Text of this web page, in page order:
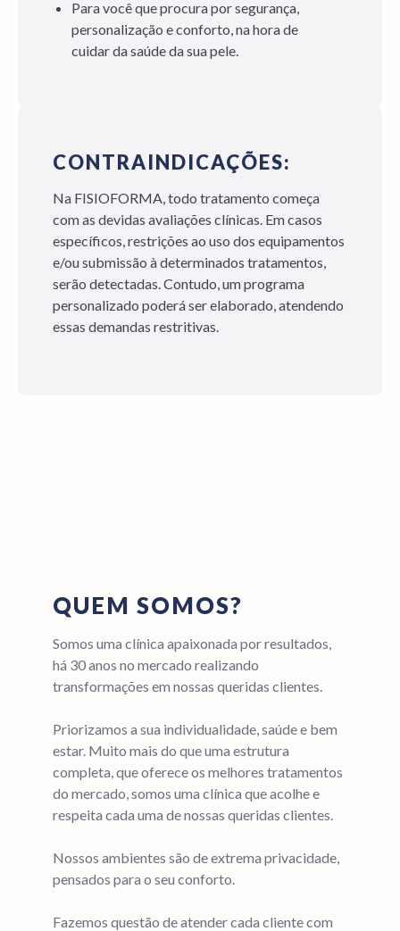
Para você que procura por segurança,
personalização e conforto, na hora de
cuidar da saúde da sua pele.
CONTRAINDICAÇÕES:
Na FISIOFORMA, todo tratamento começa
com as devidas avaliações clínicas. Em casos
específicos, restrições ao uso dos equipamentos
e/ou submissão à determinados tratamentos,
serão detectadas. Contudo, um programa
personalizado poderá ser elaborado, atendendo
essas demandas restritivas.
QUEM SOMOS?
Somos uma clínica apaixonada por resultados,
há 30 anos no mercado realizando
transformações em nossas queridas clientes.
Priorizamos a sua individualidade, saúde e bem
estar. Muito mais do que uma estrutura
completa, que oferece os melhores tratamentos
do mercado, somos uma clínica que acolhe e
respeita cada uma de nossas queridas clientes.
Nossos ambientes são de extrema privacidade,
pensados para o seu conforto.
Fazemos questão de atender cada cliente com